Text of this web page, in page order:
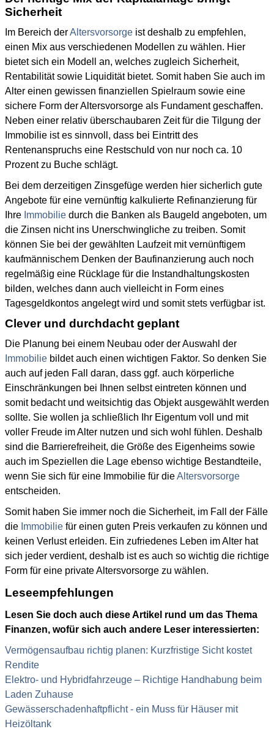
Sicherheit
Im Bereich derAltersvorsorge ist deshalb zu empfehlen,
einen Mix aus verschiedenen Modellen zu wählen. Hier
bietet sich ein Modell an, welches zugleich Sicherheit,
Rentabilität sowie Liquidität bietet. Somit haben Sie auch im
Alter einen gewissen finanziellen Spielraum sowie eine
sichere Form der Altersvorsorge als Fundament geschaffen.
Neben einer relativ überschaubaren Zeit für die Tilgung der
Immobilie ist es sinnvoll, dass bei Eintritt des
Rentenanspruchs eine Restschuld von nur noch ca. 10
Prozent zu Buche schlägt.
Bei dem derzeitigen Zinsgefüge werden hier sicherlich gute
Angebote für eine vernünftig kalkulierte Refinanzierung für
Ihre Immobilie durch die Banken als Baugeld angeboten, um
die Zinsen nicht ins Unerschwingliche zu treiben. Somit
können Sie bei der gewählten Laufzeit mit vernünftigem
kaufmännischem Denken der Baufinanzierung auch noch
regelmäßig eine Rücklage für die Instandhaltungskosten
bilden, welches dann auch vielleicht in Form eines
Tagesgeldkontos angelegt wird und somit stets verfügbar ist.
Clever und durchdacht geplant
Die Planung bei einem Neubau oder der Auswahl der
Immobilie bildet auch einen wichtigen Faktor. So denken Sie
auch auf jeden Fall daran, dass ggf. auch körperliche
Einschränkungen bei Ihnen selbst eintreten können und
somit bedacht und weitsichtig das Objekt ausgewählt werden
sollte. Sie wollen ja schließlich Ihr Eigentum voll und mit
voller Freude im Alter nutzen und sich wohl fühlen. Deshalb
sind die Barrierefreiheit, die Größe des Eigenheims sowie
auch im Speziellen die Lage ebenso wichtige Bestandteile,
wenn Sie sich für eine Immobilie für dieAltersvorsorge
entscheiden.
Somit haben Sie immer noch die Sicherheit, im Fall der Fälle
die Immobilie für einen guten Preis verkaufen zu können und
keinen Verlust erleiden. Ein zufriedenes Leben im Alter hat
sich jeder verdient, deshalb ist es auch so wichtig die richtige
Form für eine private Altersvorsorge zu wählen.
Leseempfehlungen
Lesen Sie doch auch diese Artikel rund um das Thema
Finanzen, wofür sich auch andere Leser interessierten:
Vermögensaufbau richtig planen: Kurzfristige Sicht kostet
Rendite
Elektro- und Hybridfahrzeuge – Richtige Handhabung beim
Laden Zuhause
Gewässerschadenhaftpflicht - ein Muss für Häuser mit
Heizöltank